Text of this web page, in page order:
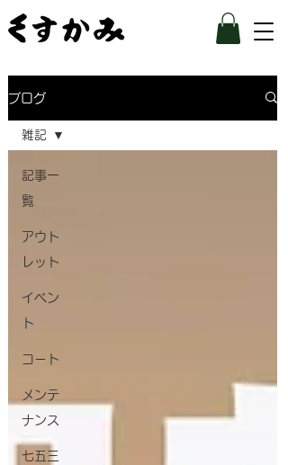
ブログ
記事一
覧
アウト
レット
イベン
ト
コート
メンテ
ナンス
七五三
雑記